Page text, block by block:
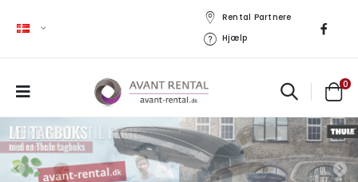
Rental Partnere
Hjælp
0